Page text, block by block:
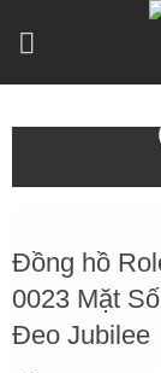
Đồng hồ
0023 Mặt
Đeo Jubilee